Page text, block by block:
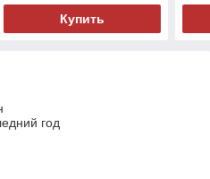
Купить
год